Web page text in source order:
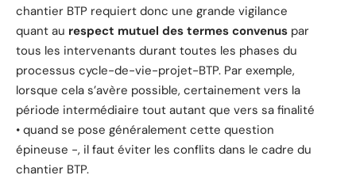
chantier BTP requiert donc une grande vigilance
quant au respect mutuel des termes convenus par
tous les intervenants durant toutes les phases du
processus cycle-de-vie-projet-BTP. Par exemple,
lorsque cela s’avère possible, certainement vers la
période intermédiaire tout autant que vers sa finalité
• quand se pose généralement cette question
épineuse -, il faut éviter les conflits dans le cadre du
chantier BTP.